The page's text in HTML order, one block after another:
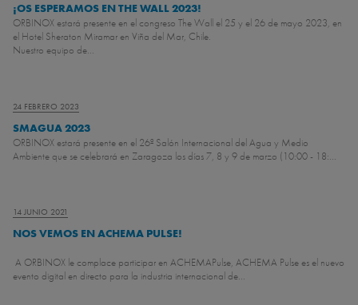
¡OS ESPERAMOS EN THE WALL 2023!
ORBINOX estará presente en el congreso The Wall el 25 y el 26 de mayo 2023, en
el Hotel Sheraton Miramar en Viña del Mar, Chile.
Nuestro equipo de...
24 FEBRERO 2023
SMAGUA 2023
ORBINOX estará presente en el 26º Salón Internacional del Agua y Medio
Ambiente que se celebrará en Zaragoza los días 7, 8 y 9 de marzo (10:00 - 18:...
14 JUNIO 2021
NOS VEMOS EN ACHEMA PULSE!
A ORBINOX le complace participar en ACHEMAPulse, ACHEMA Pulse es el nuevo
evento digital en directo para la industria internacional de...